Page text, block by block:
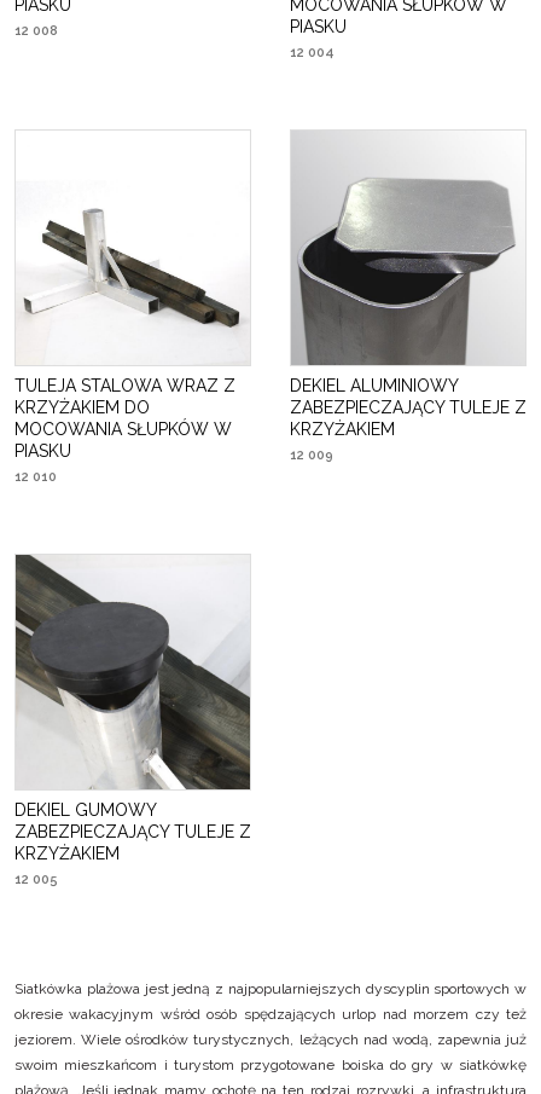
PIASKU
12 008
MOCOWANIA SŁUPKÓW W
PIASKU
12 004
TULEJA STALOWA WRAZ Z
KRZYŻAKIEM DO
MOCOWANIA SŁUPKÓW W
PIASKU
12 010
DEKIEL ALUMINIOWY
ZABEZPIECZAJĄCY TULEJE Z
KRZYŻAKIEM
12 009
DEKIEL GUMOWY
ZABEZPIECZAJĄCY TULEJE Z
KRZYŻAKIEM
12 005
Siatkówka plażowa jest jedną z najpopularniejszych dyscyplin sportowych w
okresie wakacyjnym wśród osób spędzających urlop nad morzem czy też
jeziorem. Wiele ośrodków turystycznych, leżących nad wodą, zapewnia już
swoim mieszkańcom i turystom przygotowane boiska do gry w siatkówkę
plażową. Jeśli jednak mamy ochotę na ten rodzaj rozrywki, a infrastruktura